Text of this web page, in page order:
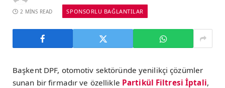
2 MINS READ SPONSORLU BAĞLANTILAR
Başkent DPF, otomotiv sektöründe yenilikçi çözümler
sunan bir firmadır ve özellikle Partikül Filtresi İptali,